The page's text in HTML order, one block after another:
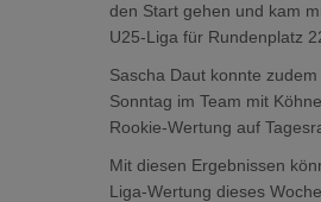
den Start gehen und kam
U25-Liga für Rundenplatz
Sascha Daut konnte
Sonntag im Team mit
Rookie-Wertung auf
Mit diesen Ergebnissen
Liga-Wertung dieses